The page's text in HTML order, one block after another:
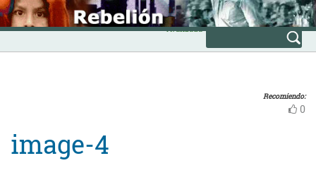
Skip
to
content
INICIO
Avanzada
Recomiendo:
0
image-4